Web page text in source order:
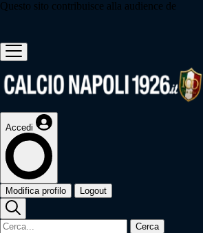
Questo sito contribuisce alla audience de
Accedi
Modifica profilo Logout
Cerca